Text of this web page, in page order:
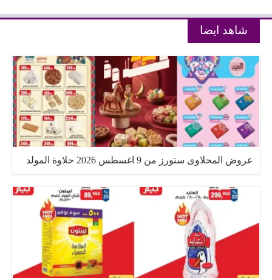
شاهد ايضا
عروض المحلاوى ستورز من 9 اغسطس 2026 حلاوة المولد